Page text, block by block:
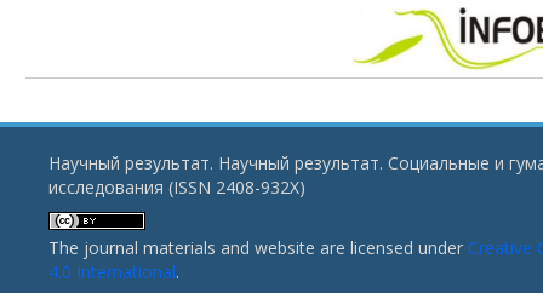
Научный результат. Научный результат. Социальные и
исследования (ISSN 2408-932X)
The journal materials and website are licensed under Creative
4.0 International.